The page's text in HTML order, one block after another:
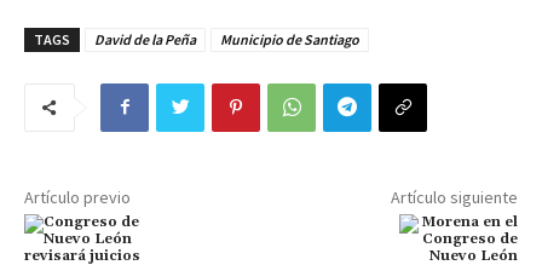
TAGS David de la Peña Municipio de Santiago
Artículo previo Artículo siguiente